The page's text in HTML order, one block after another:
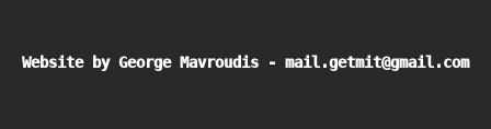
Website by George Mavroudis - mail.getmit@gmail.com